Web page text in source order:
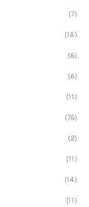
(7)
(18)
(6)
(6)
(11)
(76)
(2)
(11)
(14)
(11)